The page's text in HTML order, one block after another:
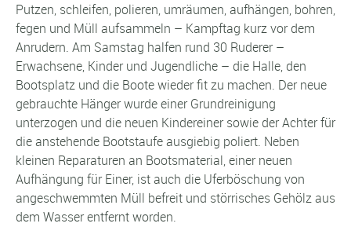
Putzen, schleifen, polieren, umräumen, aufhängen, bohren,
fegen und Müll aufsammeln – Kampftag kurz vor dem
Anrudern. Am Samstag halfen rund 30 Ruderer –
Erwachsene, Kinder und Jugendliche – die Halle, den
Bootsplatz und die Boote wieder fit zu machen. Der neue
gebrauchte Hänger wurde einer Grundreinigung
unterzogen und die neuen Kindereiner sowie der Achter für
die anstehende Bootstaufe ausgiebig poliert. Neben
kleinen Reparaturen an Bootsmaterial, einer neuen
Aufhängung für Einer, ist auch die Uferböschung von
angeschwemmten Müll befreit und störrisches Gehölz aus
dem Wasser entfernt worden.